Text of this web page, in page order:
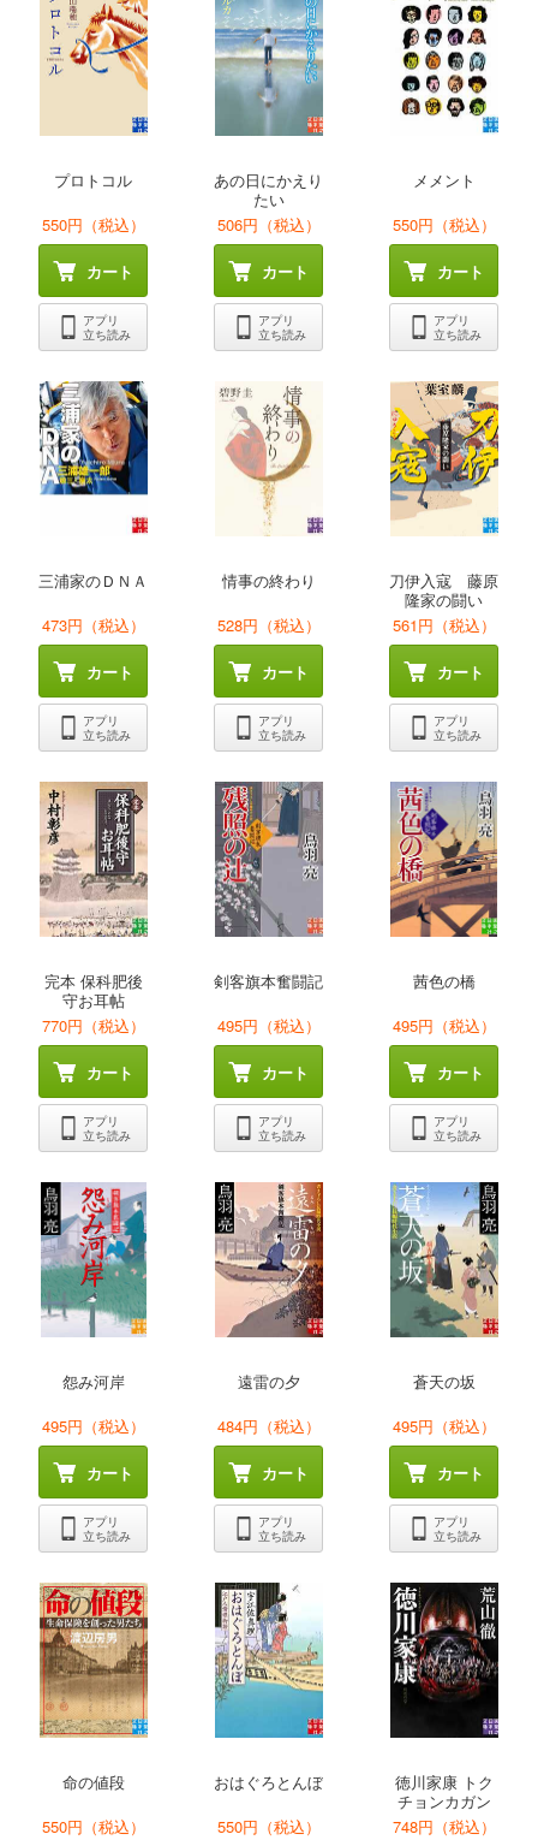
プロトコル
550円（税込）
カート
アプリ
立ち読み
あの日にかえり
たい
506円（税込）
カート
アプリ
立ち読み
メメント
550円（税込）
カート
アプリ
立ち読み
三浦家のＤＮＡ
473円（税込）
カート
アプリ
立ち読み
情事の終わり
528円（税込）
カート
アプリ
立ち読み
刀伊入寇 藤原
隆家の闘い
561円（税込）
カート
アプリ
立ち読み
完本 保科肥後
守お耳帖
770円（税込）
カート
アプリ
立ち読み
剣客旗本奮闘記
495円（税込）
カート
アプリ
立ち読み
茜色の橋
495円（税込）
カート
アプリ
立ち読み
怨み河岸
495円（税込）
カート
アプリ
立ち読み
遠雷の夕
484円（税込）
カート
アプリ
立ち読み
蒼天の坂
495円（税込）
カート
アプリ
立ち読み
命の値段
550円（税込）
おはぐろとんぼ
550円（税込）
徳川家康 トク
チョンカガン
748円（税込）